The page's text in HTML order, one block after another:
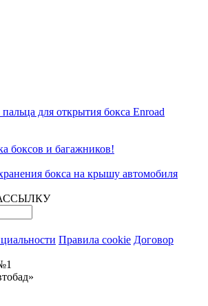
для открытия бокса Enroad
боксов и багажников!
бокса на крышу автомобиля
Правила cookie Договор